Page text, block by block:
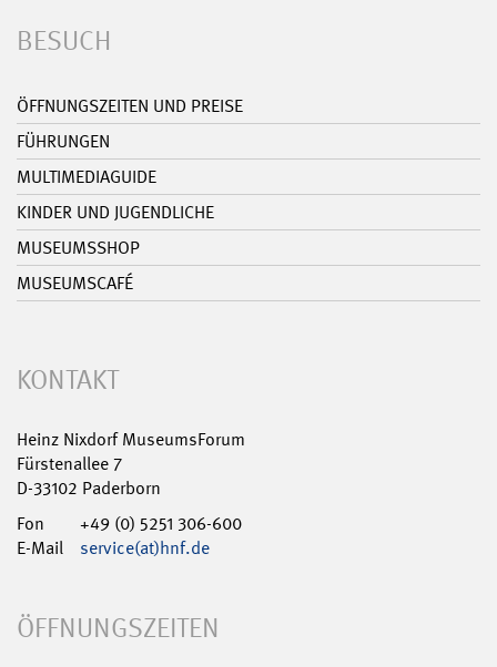
BESUCH
ÖFFNUNGSZEITEN UND PREISE
FÜHRUNGEN
MULTIMEDIAGUIDE
KINDER UND JUGENDLICHE
MUSEUMSSHOP
MUSEUMSCAFÉ
KONTAKT
Heinz Nixdorf MuseumsForum
Fürstenallee 7
D-33102 Paderborn
Fon
+49 (0) 5251 306-600
E-Mail
service(at)hnf.de
ÖFFNUNGSZEITEN